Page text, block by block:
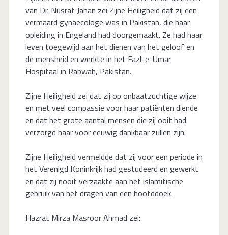
van Dr. Nusrat Jahan zei Zijne Heiligheid dat zij een
vermaard gynaecologe was in Pakistan, die haar
opleiding in Engeland had doorgemaakt. Ze had haar
leven toegewijd aan het dienen van het geloof en
de mensheid en werkte in het Fazl-e-Umar
Hospitaal in Rabwah, Pakistan.
Zijne Heiligheid zei dat zij op onbaatzuchtige wijze
en met veel compassie voor haar patiënten diende
en dat het grote aantal mensen die zij ooit had
verzorgd haar voor eeuwig dankbaar zullen zijn.
Zijne Heiligheid vermeldde dat zij voor een periode in
het Verenigd Koninkrijk had gestudeerd en gewerkt
en dat zij nooit verzaakte aan het islamitische
gebruik van het dragen van een hoofddoek.
Hazrat Mirza Masroor Ahmad zei: